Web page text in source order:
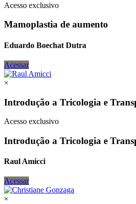
Acesso exclusivo
Mamoplastia de aumento
Eduardo Boechat Dutra
Acessar
×
Introdução a Tricologia e
Acesso exclusivo
Introdução a Tricologia e
Raul Amicci
Acessar
×